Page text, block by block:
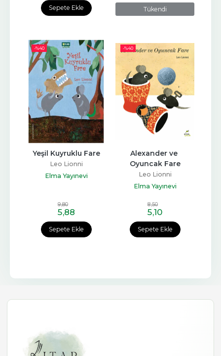
Sepete Ekle Tükendi
-%40
Sepete Ekle
Yeşil Kuyruklu Fare
Leo Lionni
Elma Yayınevi
9,80
5,88
-%40
Sepete Ekle
Alexander ve
Oyuncak Fare
Leo Lionni
Elma Yayınevi
8,50
5,10